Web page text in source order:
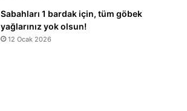
Sabahları 1 bardak için, tüm göbek
yağlarınız yok olsun!
12 Ocak 2026